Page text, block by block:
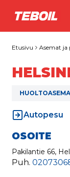
Siirry
Etusivu Asemat ja
HUOLTOASEMA
Autopesu
OSOITE
Pakilantie 66,
Puh.